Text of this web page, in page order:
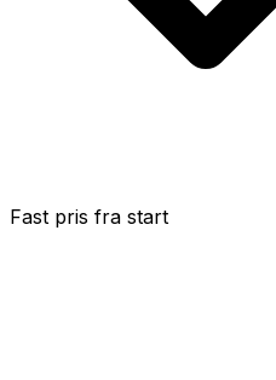
Fast pris fra start